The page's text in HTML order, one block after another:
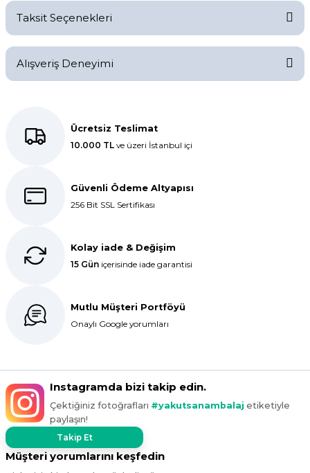
Yorum Yaz
Soru Sor
Taksit Seçenekleri
Alışveriş Deneyimi
E... K... | 27/10/2025
Dolphin aynı kalitede . Hızlı kargo
ve teslimat için ayrıca teşekkür
Bir önceki siparişim sorunsuz geldi
sipariş verdim inşallah sıkıntı olmaz
hızlı kargo içinde teşekkürler
kargo hızlı çıkıyor x firma da
fiyatlar daha uygundu ama kalite
yoktu bu kalitede uygunluğa
devam ettikçe sizinleyiz
G... T... | 19/12/2024
Ücretsiz Teslimat
10.000 TL ve üzeri İstanbul içi
Güvenli Ödeme Altyapısı
256 Bit SSL Sertifikası
Kolay iade & Değişim
15 Gün içerisinde iade garantisi
Mutlu Müşteri Portföyü
Onaylı Google yorumları
Instagramda bizi takip edin.
Çektiğiniz fotoğrafları #yakutsanambalaj etiketiyle
paylaşın!
Takip Et
Müşteri yorumlarını keşfedin